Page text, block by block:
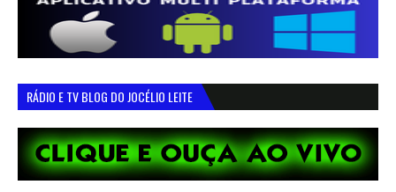
RÁDIO E TV BLOG DO JOCÉLIO LEITE